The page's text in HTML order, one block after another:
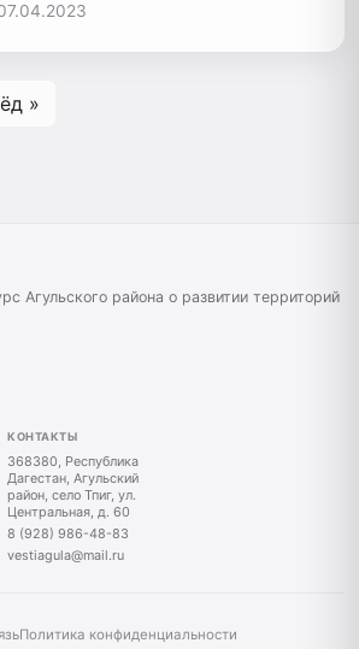
»
Агульского района о развитии территорий
КОНТАКТЫ
368380, Республика
Дагестан, Агульский
район, село Тпиг, ул.
Центральная, д. 60
8 (928) 986-48-83
vestiagula@mail.ru
Политика конфиденциальности